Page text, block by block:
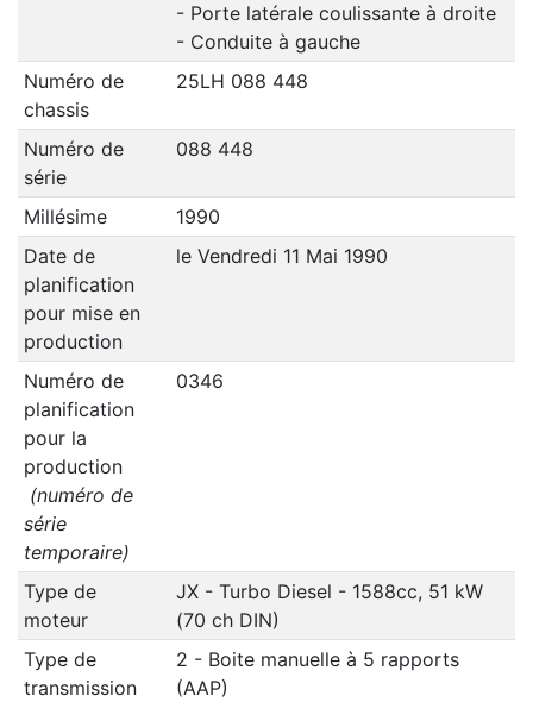
- Porte latérale coulissante à droite
- Conduite à gauche
Numéro de
chassis
25LH 088 448
Numéro de
série
088 448
Millésime
1990
Date de
planification
pour mise en
production
le Vendredi 11 Mai 1990
Numéro de
planification
pour la
production
(numéro de
série
temporaire)
0346
Type de
moteur
JX - Turbo Diesel - 1588cc, 51 kW
(70 ch DIN)
Type de
transmission
2 - Boite manuelle à 5 rapports
(AAP)